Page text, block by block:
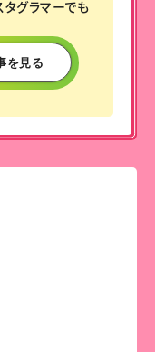
タグラマーでも
を見る